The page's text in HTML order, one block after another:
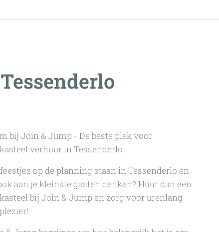
bij Join & Jump - De beste plek voor
verhuur in Tessenderlo
op de planning staan in Tessenderlo en
aan je kleinste gasten denken? Huur dan een
bij Join & Jump en zorg voor urenlang